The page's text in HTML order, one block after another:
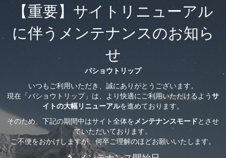
【重要】サイトリニューアル
に伴うメンテナンスのお知ら
せ
バショウトリップ
いつもご利用いただき、誠にありがとうございます。
現在「バショウトリップ」は、より快適にご利用いただけるようサ
イトの大幅リニューアルを進めております。
そのため、下記の期間中はサイト全体をメンテナンスモードとさせ
ていただいております。
ご不便をおかけしますが、何卒ご理解のほどお願いいたします。